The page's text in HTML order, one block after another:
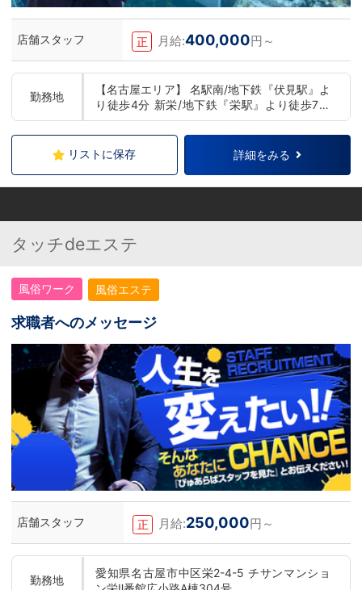
店舗スタッフ 正 月給:400,000円～
勤務地
【名古屋エリア】 名駅南/地下鉄『伏見駅』よ
り徒歩4分 新栄/地下鉄『栄駅』より徒歩7分
【梅田エリア】 各線『梅田駅』より徒歩2分
【日本橋エリア】 各線『日本橋駅』より徒歩1
分 【谷九エリア】 各線『谷町九丁目駅』より
リストに保存 詳細をみる
タッチdeエステ
風俗ワーク 風俗エステ
求職者へのメッセージ
店舗スタッフ 正 月給:250,000円～
勤務地
愛知県名古屋市中区栄2-4-5 チサンマンショ